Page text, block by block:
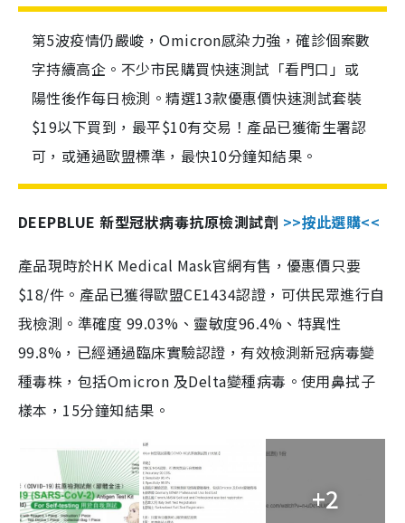
第5波疫情仍嚴峻，Omicron感染力強，確診個案數
字持續高企。不少市民購買快速測試「看門口」或
陽性後作每日檢測。精選13款優惠價快速測試套裝
$19以下買到，最平$10有交易！產品已獲衛生署認
可，或通過歐盟標準，最快10分鐘知結果。
DEEPBLUE 新型冠狀病毒抗原檢測試劑 >>按此選購<<
產品現時於HK Medical Mask官網有售，優惠價只要
$18/件。產品已獲得歐盟CE1434認證，可供民眾進行自
我檢測。準確度 99.03%、靈敏度96.4%、特異性
99.8%，已經通過臨床實驗認證，有效檢測新冠病毒變
種毒株，包括Omicron 及Delta變種病毒。使用鼻拭子
樣本，15分鐘知結果。
+2